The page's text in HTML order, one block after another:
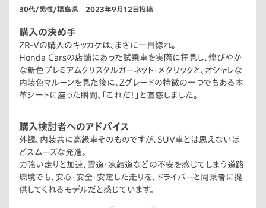
30代/男性/福島県 2023年9月12日投稿
購入の決め手
ZR-Vの購入のキッカケは、まさに一目惚れ。
Honda Carsの店舗にあった試乗車を実際に拝見し、煌びやか
な新色プレミアムクリスタルガーネット・メタリックと、オシャレな
内装色マルーンを見た後に、Zグレードの特徴の一つでもある本
革シートに座った瞬間、「これだ！」と直感しました。
購入検討者へのアドバイス
外観、内装共に高級車そのものですが、SUV車とは思えないほ
どスムーズな発進。
力強い走りと加速、雪道・凍結道などの不安を感じてしまう道路
環境でも、安心・安全・安定した走りを、ドライバーと同乗者に提
供してくれるモデルだと感じています。